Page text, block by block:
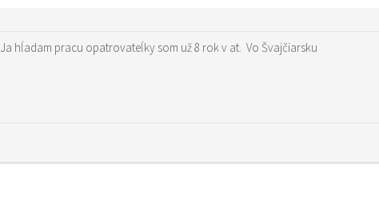
Ja hĺadam pracu opatrovateĺky som už 8 rok v at. Vo Švajčiarsku